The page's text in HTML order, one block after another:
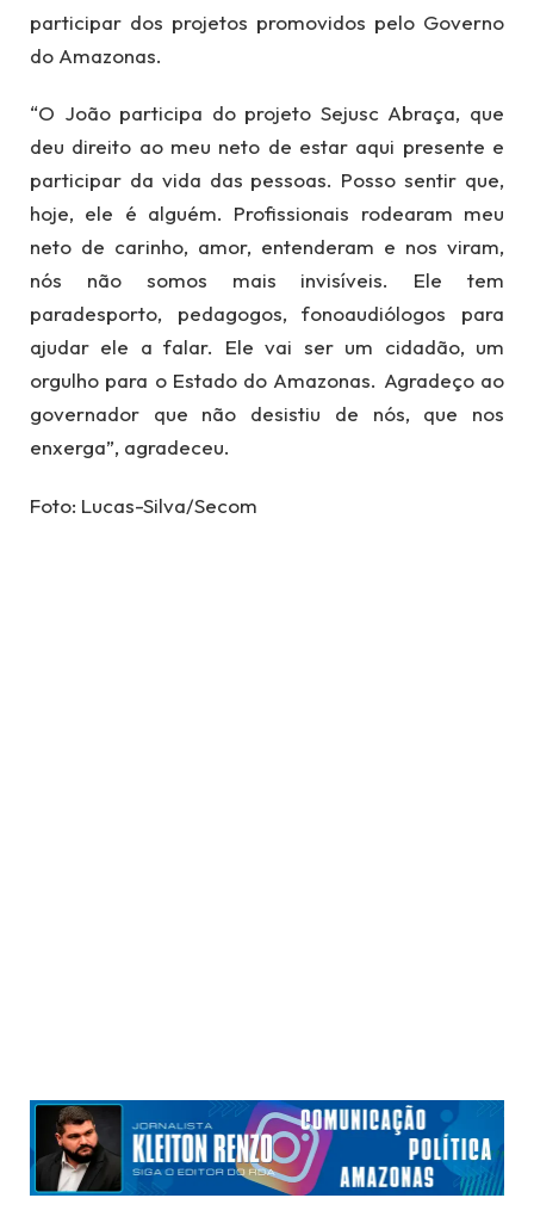
participar dos projetos promovidos pelo Governo
do Amazonas.
“O João participa do projeto Sejusc Abraça, que
deu direito ao meu neto de estar aqui presente e
participar da vida das pessoas. Posso sentir que,
hoje, ele é alguém. Profissionais rodearam meu
neto de carinho, amor, entenderam e nos viram,
nós não somos mais invisíveis. Ele tem
paradesporto, pedagogos, fonoaudiólogos para
ajudar ele a falar. Ele vai ser um cidadão, um
orgulho para o Estado do Amazonas. Agradeço ao
governador que não desistiu de nós, que nos
enxerga”, agradeceu.
Foto: Lucas-Silva/Secom